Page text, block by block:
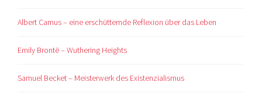
Albert Camus – eine erschütternde Reflexion über das Leben
Emily Brontë – Wuthering Heights
Samuel Becket – Meisterwerk des Existenzialismus